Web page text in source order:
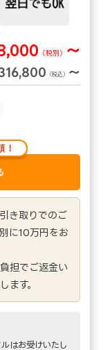
（税別） ～
（税込） ～
！
き取りでのご
に10万円をお
担でご返金い
ます。
はお受けいたし